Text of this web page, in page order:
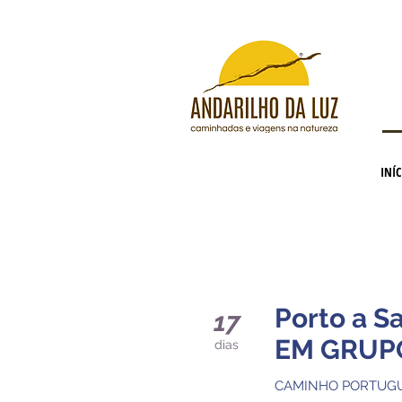
17
dias
Porto a
EM
CAMINHO